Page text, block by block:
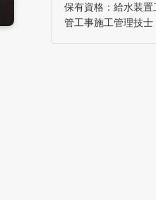
保有資格：給水装
管工事施工管理技士